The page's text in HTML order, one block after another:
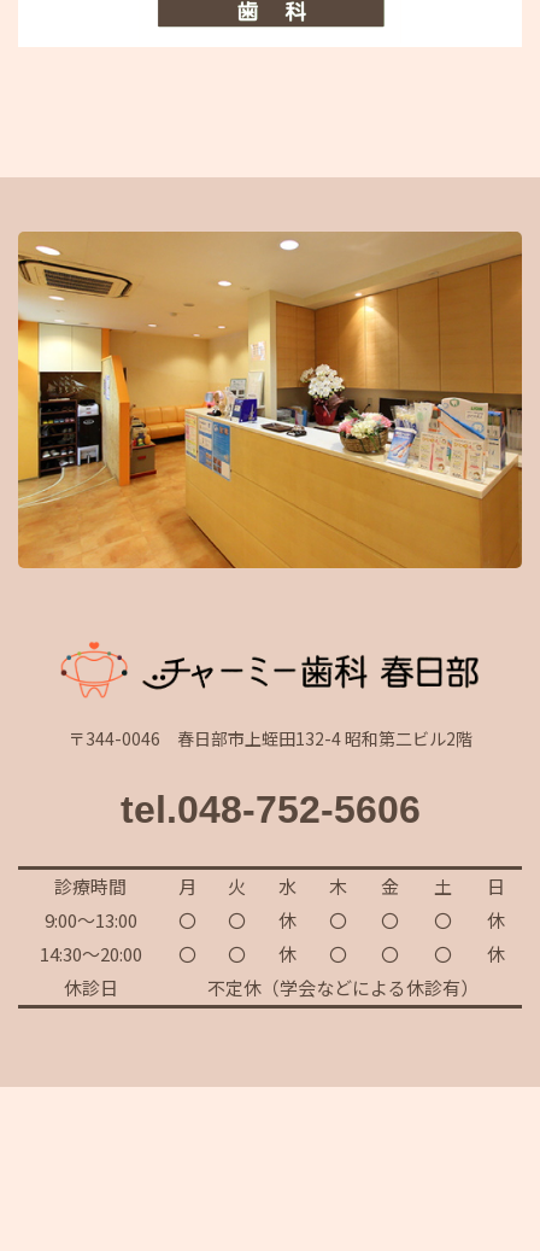
〒344-0046 春日部市上蛭田132-4 昭和第二ビル2階
tel.048-752-5606
診療時間 月 火 水 木 金 土
日
9:00～13:00
〇 〇 休 〇 〇 〇
休
14:30～20:00
〇 〇 休 〇 〇 〇
休
休診日
不定休（学会などによる休診有）